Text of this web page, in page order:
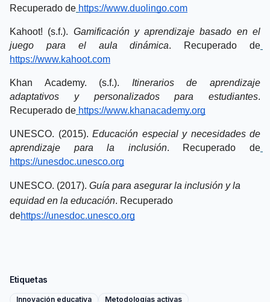
Recuperado de https://www.duolingo.com
Kahoot! (s.f.). Gamificación y aprendizaje basado en el
juego para el aula dinámica. Recuperado de
https://www.kahoot.com
Khan Academy. (s.f.). Itinerarios de aprendizaje
adaptativos y personalizados para estudiantes.
Recuperado de https://www.khanacademy.org
UNESCO. (2015). Educación especial y necesidades de
aprendizaje para la inclusión. Recuperado de
https://unesdoc.unesco.org
UNESCO. (2017). Guía para asegurar la inclusión y la
equidad en la educación. Recuperado
dehttps://unesdoc.unesco.org
Etiquetas
Innovación educativa
Metodologías activas